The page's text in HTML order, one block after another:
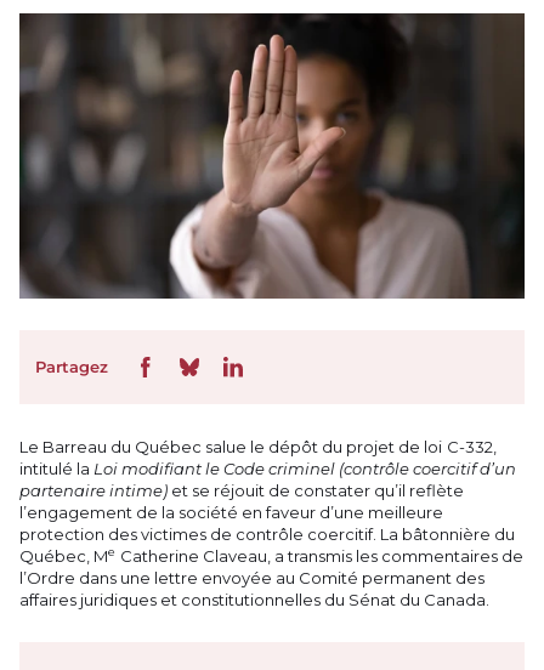
Partagez
Le Barreau du Québec salue le dépôt du projet de loi C-332,
intitulé la Loi modifiant le Code criminel (contrôle coercitif d’un
partenaire intime) et se réjouit de constater qu’il reflète
l’engagement de la société en faveur d’une meilleure
protection des victimes de contrôle coercitif. La bâtonnière du
Québec, Me Catherine Claveau, a transmis les commentaires de
l’Ordre dans une lettre envoyée au Comité permanent des
affaires juridiques et constitutionnelles du Sénat du Canada.